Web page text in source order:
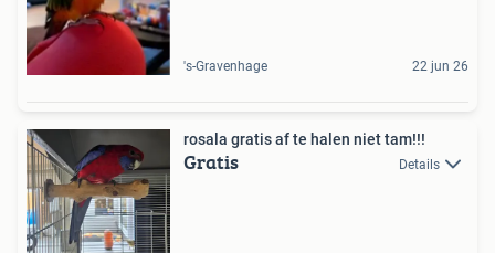
's-Gravenhage 22 jun 26
rosala gratis af te halen niet tam!!!
Gratis Details